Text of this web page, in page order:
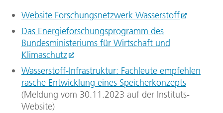
Website Forschungsnetzwerk Wasserstoff
Das Energieforschungsprogramm des
Bundesministeriums für Wirtschaft und
Klimaschutz
Wasserstoff-Infrastruktur: Fachleute empfehlen
rasche Entwicklung eines Speicherkonzepts
(Meldung vom 30.11.2023 auf der Instituts-
Website)